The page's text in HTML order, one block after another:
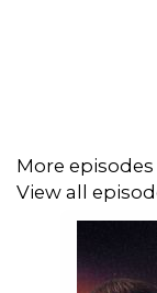
vos
https://
Réagissez au
More episodes
View all